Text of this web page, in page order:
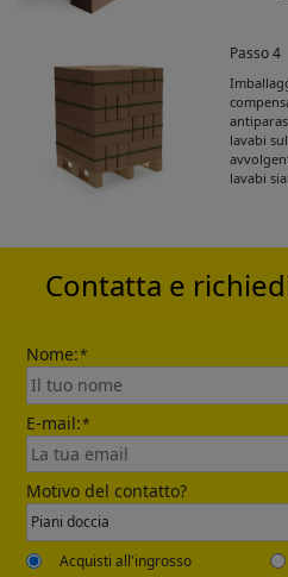
Passo 4
lavabi
lavabi
Get
Please leave your
Send
Contatta e
Nome:*
E-mail:*
Motivo del contatto?
Acquisti all'ingrosso